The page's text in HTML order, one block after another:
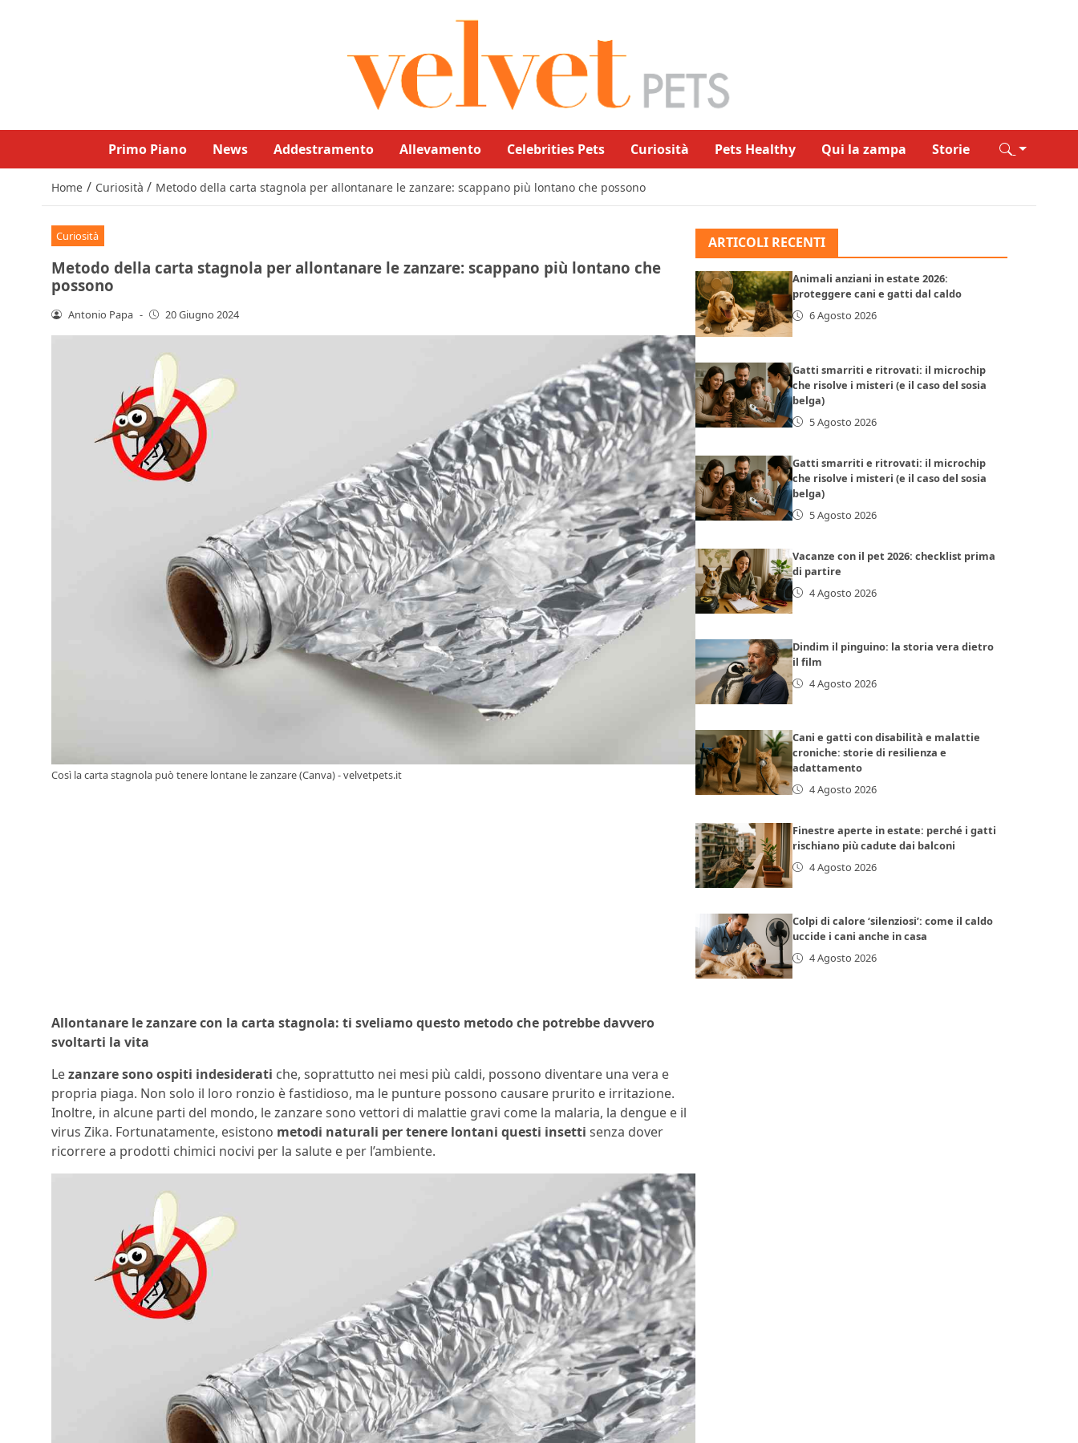
Primo Piano News Addestramento Allevamento Celebrities Pets Curiosità Pets Healthy Qui la zampa Storie
Home / Curiosità / Metodo della carta stagnola per allontanare le zanzare: scappano più lontano che possono
Curiosità
Metodo della carta stagnola per allontanare le zanzare: scappano più lontano che
possono
Antonio Papa - 20 Giugno 2024
Così la carta stagnola può tenere lontane le zanzare (Canva) - velvetpets.it
Allontanare le zanzare con la carta stagnola: ti sveliamo questo metodo che potrebbe davvero
svoltarti la vita
Lezanzare sono ospiti indesiderati che, soprattutto nei mesi più caldi, possono diventare una vera e
propria piaga. Non solo il loro ronzio è fastidioso, ma le punture possono causare prurito e irritazione.
Inoltre, in alcune parti del mondo, le zanzare sono vettori di malattie gravi come la malaria, la dengue e il
virus Zika. Fortunatamente, esistono metodi naturali per tenere lontani questi insetti senza dover
ricorrere a prodotti chimici nocivi per la salute e per l’ambiente.
ARTICOLI RECENTI
Animali anziani in estate 2026:
proteggere cani e gatti dal caldo
6 Agosto 2026
Gatti smarriti e ritrovati: il microchip
che risolve i misteri (e il caso del sosia
belga)
5 Agosto 2026
Gatti smarriti e ritrovati: il microchip
che risolve i misteri (e il caso del sosia
belga)
5 Agosto 2026
Vacanze con il pet 2026: checklist prima
di partire
4 Agosto 2026
Dindim il pinguino: la storia vera dietro
il film
4 Agosto 2026
Cani e gatti con disabilità e malattie
croniche: storie di resilienza e
adattamento
4 Agosto 2026
Finestre aperte in estate: perché i gatti
rischiano più cadute dai balconi
4 Agosto 2026
Colpi di calore ‘silenziosi’: come il caldo
uccide i cani anche in casa
4 Agosto 2026